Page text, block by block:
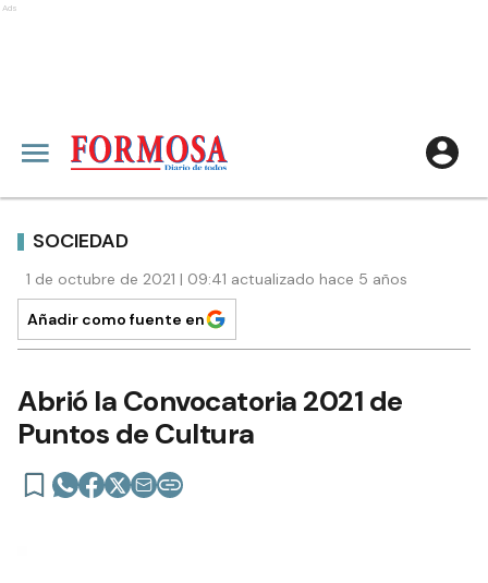
Ads
SOCIEDAD
1 de octubre de 2021 | 09:41 actualizado hace 5 años
Añadir como fuente en
Abrió la Convocatoria 2021 de
Puntos de Cultura